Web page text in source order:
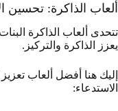
ألعاب الذاكرة: تحسين
تتحدى ألعاب الذاكرة
يعزز الذاكرة والتركيز.
إليك هنا أفضل ألعاب
الاستدعاء: